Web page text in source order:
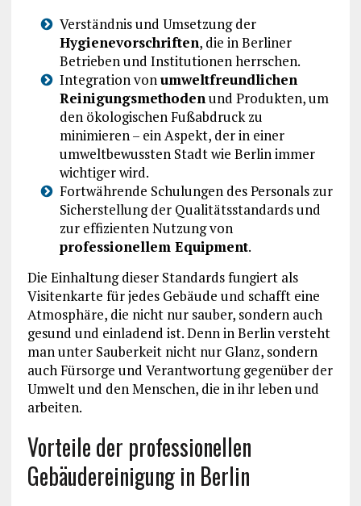
Verständnis und Umsetzung der
Hygienevorschriften, die in Berliner
Betrieben und Institutionen herrschen.
Integration vonumweltfreundlichen
Reinigungsmethodenund Produkten, um
den ökologischen Fußabdruck zu
minimieren – ein Aspekt, der in einer
umweltbewussten Stadt wie Berlin immer
wichtiger wird.
Fortwährende Schulungen des Personals zur
Sicherstellung der Qualitätsstandards und
zur effizienten Nutzung von
professionellem Equipment.
Die Einhaltung dieser Standards fungiert als
Visitenkarte für jedes Gebäude und schafft eine
Atmosphäre, die nicht nur sauber, sondern auch
gesund und einladend ist. Denn in Berlin versteht
man unter Sauberkeit nicht nur Glanz, sondern
auch Fürsorge und Verantwortung gegenüber der
Umwelt und den Menschen, die in ihr leben und
arbeiten.
Vorteile der professionellen
Gebäudereinigung in Berlin